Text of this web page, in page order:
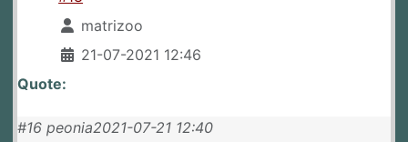
matrizoo
21-07-2021 12:46
Quote:
#16 peonia2021-07-21 12:40